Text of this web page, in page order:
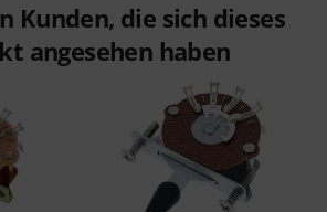
Kunden, die sich dieses
angesehen haben